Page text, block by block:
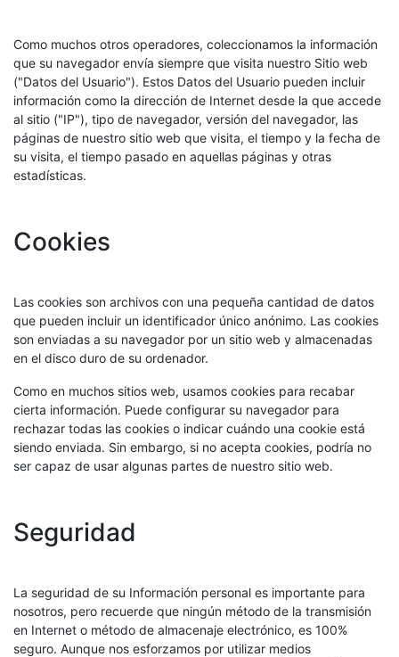
Como muchos otros operadores, coleccionamos la información
que su navegador envía siempre que visita nuestro Sitio web
("Datos del Usuario"). Estos Datos del Usuario pueden incluir
información como la dirección de Internet desde la que accede
al sitio ("IP"), tipo de navegador, versión del navegador, las
páginas de nuestro sitio web que visita, el tiempo y la fecha de
su visita, el tiempo pasado en aquellas páginas y otras
estadísticas.
Cookies
Las cookies son archivos con una pequeña cantidad de datos
que pueden incluir un identificador único anónimo. Las cookies
son enviadas a su navegador por un sitio web y almacenadas
en el disco duro de su ordenador.
Como en muchos sitios web, usamos cookies para recabar
cierta información. Puede configurar su navegador para
rechazar todas las cookies o indicar cuándo una cookie está
siendo enviada. Sin embargo, si no acepta cookies, podría no
ser capaz de usar algunas partes de nuestro sitio web.
Seguridad
La seguridad de su Información personal es importante para
nosotros, pero recuerde que ningún método de la transmisión
en Internet o método de almacenaje electrónico, es 100%
seguro. Aunque nos esforzamos por utilizar medios